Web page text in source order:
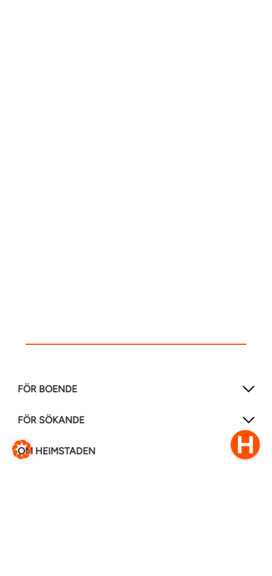
FÖR BOENDE
FÖR SÖKANDE
OM HEIMSTADEN